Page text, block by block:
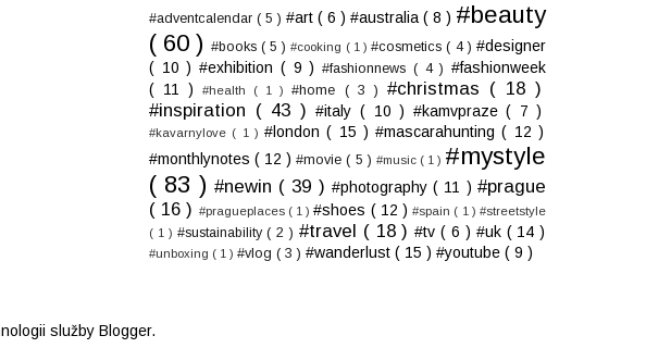
#adventcalendar ( 5 ) #art ( 6 ) #australia( 8 ) #beauty
( 60 ) #books ( 5 )#cooking ( 1 )#cosmetics( 4 )#designer
( 10 )#exhibition ( 9 )#fashionnews ( 4 )#fashionweek
( 11 )#health ( 1 )#home ( 3 ) #christmas ( 18 )
#inspiration ( 43 )#italy ( 10 ) #kamvpraze( 7 )
#kavarnylove ( 1 ) #london( 15 ) #mascarahunting( 12 )
#monthlynotes( 12 )#movie( 5 ) #music ( 1 ) #mystyle
( 83 ) #newin ( 39 ) #photography( 11 )#prague
( 16 ) #pragueplaces ( 1 )#shoes ( 12 )#spain ( 1 )#streetstyle
( 1 ) #sustainability( 2 ) #travel ( 18 )#tv( 6 ) #uk ( 14 )
#unboxing ( 1 ) #vlog ( 3 ) #wanderlust ( 15 ) #youtube ( 9 )
služby Blogger.